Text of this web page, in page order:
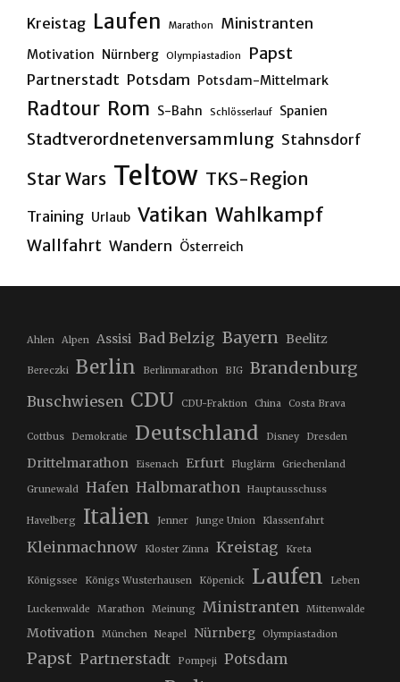
Kreistag Laufen Marathon Ministranten
Motivation Nürnberg Olympiastadion Papst
Partnerstadt Potsdam Potsdam-Mittelmark
Radtour Rom S-Bahn Schlösserlauf Spanien
Stadtverordnetenversammlung Stahnsdorf
Star Wars Teltow TKS-Region
Training Urlaub Vatikan Wahlkampf
Wallfahrt Wandern Österreich
Ahlen Alpen Assisi Bad Belzig Bayern Beelitz
Bereczki Berlin Berlinmarathon BIG Brandenburg
Buschwiesen CDU CDU-Fraktion China Costa Brava
Cottbus Demokratie Deutschland Disney Dresden
Drittelmarathon Eisenach Erfurt Fluglärm Griechenland
Grunewald Hafen Halbmarathon Hauptausschuss
Havelberg Italien Jenner Junge Union Klassenfahrt
Kleinmachnow Kloster Zinna Kreistag Kreta
Königssee Königs Wusterhausen Köpenick Laufen Leben
Luckenwalde Marathon Meinung Ministranten Mittenwalde
Motivation München Neapel Nürnberg Olympiastadion
Papst Partnerstadt Pompeji Potsdam